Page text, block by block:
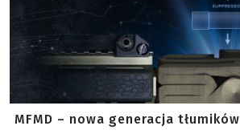
MFMD – nowa generacja tłumików